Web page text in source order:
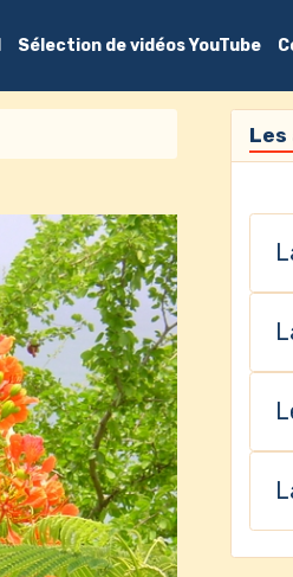
Sélection de vidéos YouTube
Les